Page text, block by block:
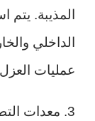
المذيبة.
الداخلي
عمليات
3. معدات